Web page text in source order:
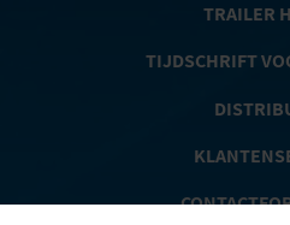
TRAILER
TIJDSCHRIFT